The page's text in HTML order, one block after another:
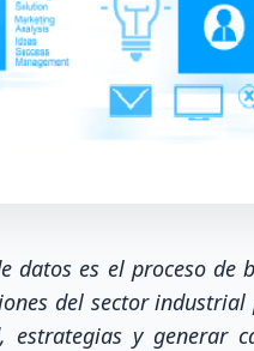
datos es el proceso de
del sector
estrategias y generar